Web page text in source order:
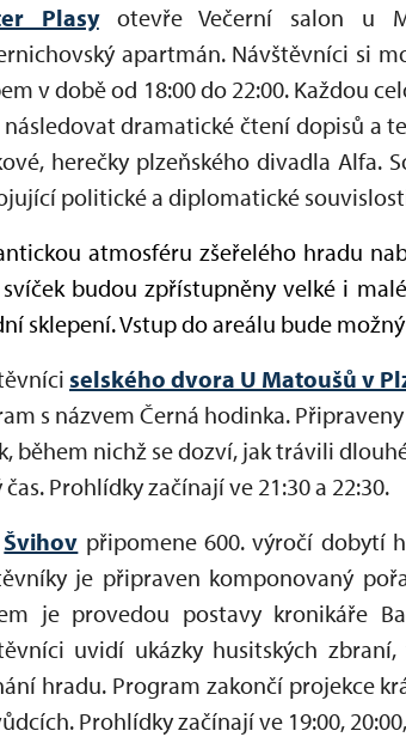
Plasyotevře Večerní salon u
apartmán. Návštěvníci si
v době od 18:00 do 22:00. Každou
dramatické čtení dopisů a
herečky plzeňského divadla Alfa.
politické a diplomatické
atmosféru zšeřelého hradu
budou zpřístupněny velké i
sklepení. Vstup do areálu bude
selského dvora U Matoušů v
s názvem Černá hodinka.
během nichž se dozví, jak trávili
Prohlídky začínají ve 21:30 a 22:30.
Švihov připomene 600. výročí dobytí
je připraven komponovaný
je provedou postavy kronikáře
uvidí ukázky husitských
hradu. Program zakončí projekce
Prohlídky začínají ve 19:00,